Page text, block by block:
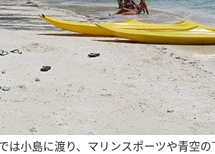
は小島に渡り、マリンスポーツや青空